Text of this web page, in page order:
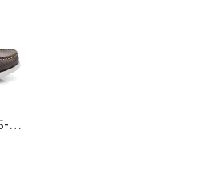
ΑΝΔΡΙΚΑ BOAT SHOES-CANGURO-2299-0246-ΚΑΦΕ